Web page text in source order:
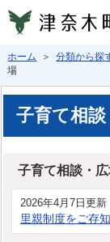
ホーム ＞分類から探
場
子育て相
子育て相談・
2026年4月7日更新
里親制度をご存